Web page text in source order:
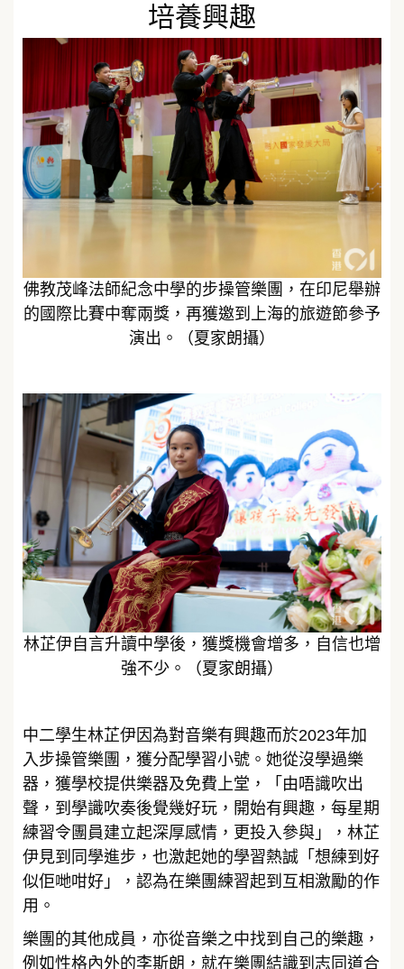
培養興趣
佛教茂峰法師紀念中學的步操管樂團，在印尼舉辦
的國際比賽中奪兩獎，再獲邀到上海的旅遊節參予
演出。（夏家朗攝）
林芷伊自言升讀中學後，獲獎機會增多，自信也增
強不少。（夏家朗攝）
中二學生林芷伊因為對音樂有興趣而於2023年加
入步操管樂團，獲分配學習小號。她從沒學過樂
器，獲學校提供樂器及免費上堂，「由唔識吹出
聲，到學識吹奏後覺幾好玩，開始有興趣，每星期
練習令團員建立起深厚感情，更投入參與」，林芷
伊見到同學進步，也激起她的學習熱誠「想練到好
似佢哋咁好」，認為在樂團練習起到互相激勵的作
用。
樂團的其他成員，亦從音樂之中找到自己的樂趣，
例如性格內外的李斯朗，就在樂團結識到志同道合